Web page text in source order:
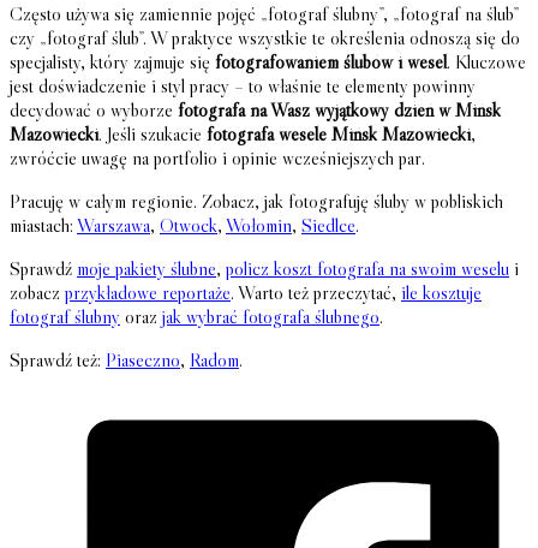
Często używa się zamiennie pojęć „fotograf ślubny”, „fotograf na ślub”
czy „fotograf ślub”. W praktyce wszystkie te określenia odnoszą się do
specjalisty, który zajmuje się fotografowaniem ślubów i wesel. Kluczowe
jest doświadczenie i styl pracy – to właśnie te elementy powinny
decydować o wyborze fotografa na Wasz wyjątkowy dzień w Mińsk
Mazowiecki. Jeśli szukacie fotografa wesele Mińsk Mazowiecki,
zwróćcie uwagę na portfolio i opinie wcześniejszych par.
Pracuję w całym regionie. Zobacz, jak fotografuję śluby w pobliskich
miastach: Warszawa, Otwock, Wołomin, Siedlce.
Sprawdź moje pakiety ślubne, policz koszt fotografa na swoim weselu i
zobacz przykładowe reportaże. Warto też przeczytać, ile kosztuje
fotograf ślubny oraz jak wybrać fotografa ślubnego.
Sprawdź też: Piaseczno, Radom.